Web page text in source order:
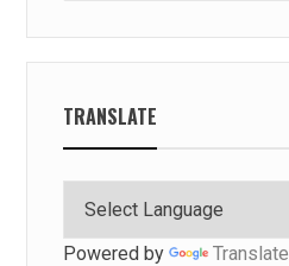
TRANSLATE
Powered by Translate